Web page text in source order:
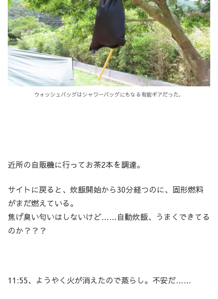
ウォッシュバッグはシャワーバッグにもなる有能ギアだった．
近所の自販機に行ってお茶2本を調達。
サイトに戻ると、炊飯開始から30分経つのに、固形燃料
がまだ燃えている。
焦げ臭い匂いはしないけど……自動炊飯、うまくできてる
のか？？？
11:55、ようやく火が消えたので蒸らし。不安だ……